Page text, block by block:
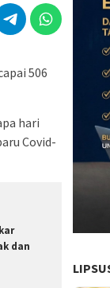
506
hari
Covid-
dan